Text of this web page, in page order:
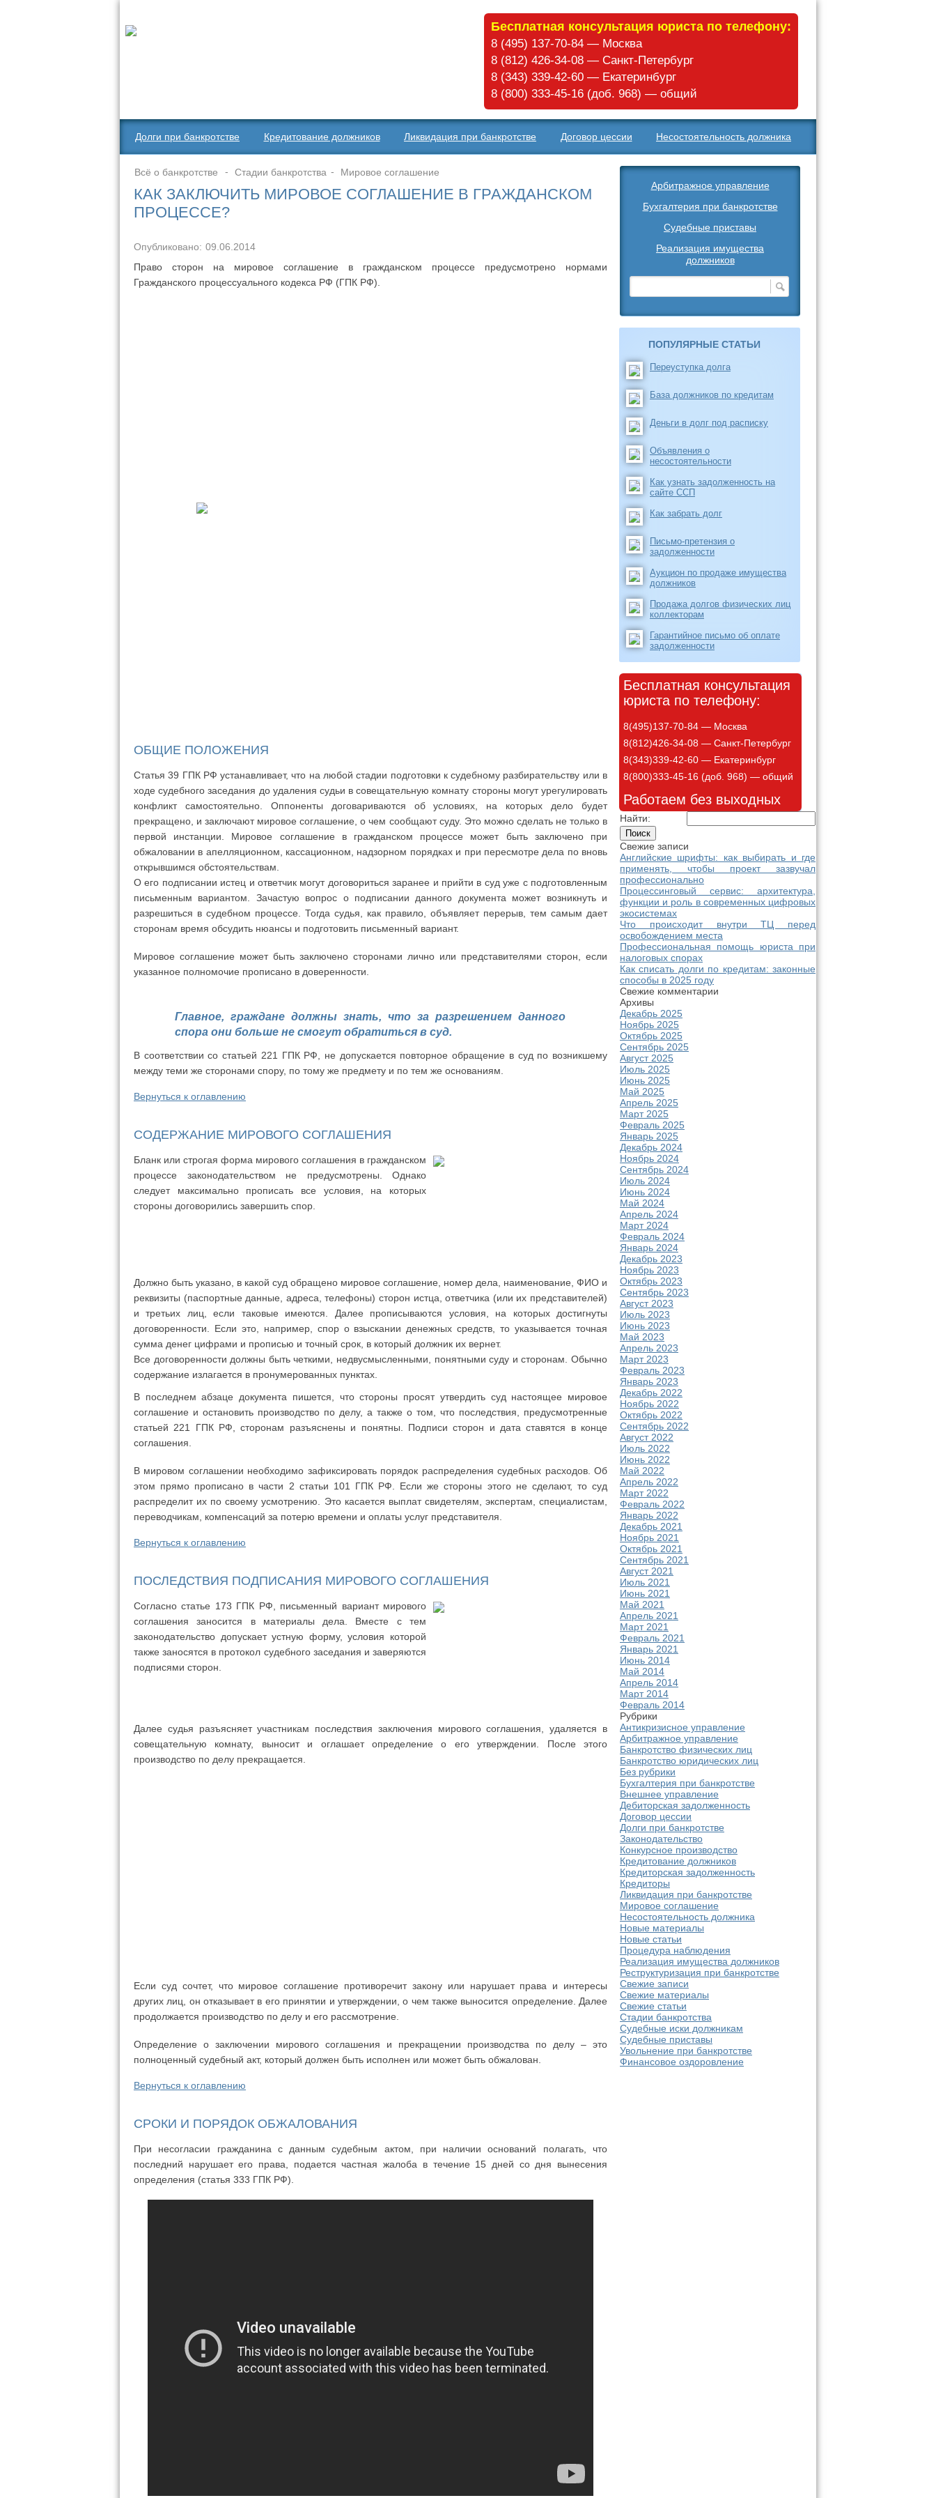
Долги при банкротстве Кредитование должников Ликвидация при банкротстве Договор цессии Несостоятельность должника
Арбитражное управление
Бухгалтерия при банкротстве
Судебные приставы
Реализация имущества
должников
Бесплатная консультация юриста по телефону:
8 (495) 137-70-84 — Москва
8 (812) 426-34-08 — Санкт-Петербург
8 (343) 339-42-60 — Екатеринбург
8 (800) 333-45-16 (доб. 968) — общий
Всё о банкротстве Стадии банкротства Мировое соглашение
КАК ЗАКЛЮЧИТЬ МИРОВОЕ СОГЛАШЕНИЕ В ГРАЖДАНСКОМ
ПРОЦЕССЕ?
Опубликовано: 09.06.2014
Право сторон на мировое соглашение в гражданском процессе предусмотрено нормами
Гражданского процессуального кодекса РФ (ГПК РФ).
ОБЩИЕ ПОЛОЖЕНИЯ
Статья 39 ГПК РФ устанавливает, что на любой стадии подготовки к судебному разбирательству или в
ходе судебного заседания до удаления судьи в совещательную комнату стороны могут урегулировать
конфликт самостоятельно. Оппоненты договариваются об условиях, на которых дело будет
прекращено, и заключают мировое соглашение, о чем сообщают суду. Это можно сделать не только в
первой инстанции. Мировое соглашение в гражданском процессе может быть заключено при
обжаловании в апелляционном, кассационном, надзорном порядках и при пересмотре дела по вновь
открывшимся обстоятельствам.
О его подписании истец и ответчик могут договориться заранее и прийти в суд уже с подготовленным
письменным вариантом. Зачастую вопрос о подписании данного документа может возникнуть и
разрешиться в судебном процессе. Тогда судья, как правило, объявляет перерыв, тем самым дает
сторонам время обсудить нюансы и подготовить письменный вариант.
Мировое соглашение может быть заключено сторонами лично или представителями сторон, если
указанное полномочие прописано в доверенности.
Главное, граждане должны знать, что за разрешением данного
спора они больше не смогут обратиться в суд.
В соответствии со статьей 221 ГПК РФ, не допускается повторное обращение в суд по возникшему
между теми же сторонами спору, по тому же предмету и по тем же основаниям.
Вернуться к оглавлению
СОДЕРЖАНИЕ МИРОВОГО СОГЛАШЕНИЯ
Бланк или строгая форма мирового соглашения в гражданском
процессе законодательством не предусмотрены. Однако
следует максимально прописать все условия, на которых
стороны договорились завершить спор.
Должно быть указано, в какой суд обращено мировое соглашение, номер дела, наименование, ФИО и
реквизиты (паспортные данные, адреса, телефоны) сторон истца, ответчика (или их представителей)
и третьих лиц, если таковые имеются. Далее прописываются условия, на которых достигнуты
договоренности. Если это, например, спор о взыскании денежных средств, то указывается точная
сумма денег цифрами и прописью и точный срок, в который должник их вернет.
Все договоренности должны быть четкими, недвусмысленными, понятными суду и сторонам. Обычно
содержание излагается в пронумерованных пунктах.
В последнем абзаце документа пишется, что стороны просят утвердить суд настоящее мировое
соглашение и остановить производство по делу, а также о том, что последствия, предусмотренные
статьей 221 ГПК РФ, сторонам разъяснены и понятны. Подписи сторон и дата ставятся в конце
соглашения.
В мировом соглашении необходимо зафиксировать порядок распределения судебных расходов. Об
этом прямо прописано в части 2 статьи 101 ГПК РФ. Если же стороны этого не сделают, то суд
распределит их по своему усмотрению. Это касается выплат свидетелям, экспертам, специалистам,
переводчикам, компенсаций за потерю времени и оплаты услуг представителя.
Вернуться к оглавлению
ПОСЛЕДСТВИЯ ПОДПИСАНИЯ МИРОВОГО СОГЛАШЕНИЯ
Согласно статье 173 ГПК РФ, письменный вариант мирового
соглашения заносится в материалы дела. Вместе с тем
законодательство допускает устную форму, условия которой
также заносятся в протокол судебного заседания и заверяются
подписями сторон.
Далее судья разъясняет участникам последствия заключения мирового соглашения, удаляется в
совещательную комнату, выносит и оглашает определение о его утверждении. После этого
производство по делу прекращается.
Если суд сочтет, что мировое соглашение противоречит закону или нарушает права и интересы
других лиц, он отказывает в его принятии и утверждении, о чем также выносится определение. Далее
продолжается производство по делу и его рассмотрение.
Определение о заключении мирового соглашения и прекращении производства по делу – это
полноценный судебный акт, который должен быть исполнен или может быть обжалован.
Вернуться к оглавлению
СРОКИ И ПОРЯДОК ОБЖАЛОВАНИЯ
При несогласии гражданина с данным судебным актом, при наличии оснований полагать, что
последний нарушает его права, подается частная жалоба в течение 15 дней со дня вынесения
определения (статья 333 ГПК РФ).
ПОПУЛЯРНЫЕ СТАТЬИ
Переуступка долга
База должников по кредитам
Деньги в долг под расписку
Объявления о
несостоятельности
Как узнать задолженность на
сайте ССП
Как забрать долг
Письмо-претензия о
задолженности
Аукцион по продаже имущества
должников
Продажа долгов физических лиц
коллекторам
Гарантийное письмо об оплате
задолженности
Бесплатная консультация
юриста по телефону:
8(495)137-70-84 — Москва
8(812)426-34-08 — Санкт-Петербург
8(343)339-42-60 — Екатеринбург
8(800)333-45-16 (доб. 968) — общий
Работаем без выходных
Найти:
Свежие записи
Английские шрифты: как выбирать и где
применять, чтобы проект зазвучал
профессионально
Процессинговый сервис: архитектура,
функции и роль в современных цифровых
экосистемах
Что происходит внутри ТЦ перед
освобождением места
Профессиональная помощь юриста при
налоговых спорах
Как списать долги по кредитам: законные
способы в 2025 году
Свежие комментарии
Архивы
Декабрь 2025
Ноябрь 2025
Октябрь 2025
Сентябрь 2025
Август 2025
Июль 2025
Июнь 2025
Май 2025
Апрель 2025
Март 2025
Февраль 2025
Январь 2025
Декабрь 2024
Ноябрь 2024
Сентябрь 2024
Июль 2024
Июнь 2024
Май 2024
Апрель 2024
Март 2024
Февраль 2024
Январь 2024
Декабрь 2023
Ноябрь 2023
Октябрь 2023
Сентябрь 2023
Август 2023
Июль 2023
Июнь 2023
Май 2023
Апрель 2023
Март 2023
Февраль 2023
Январь 2023
Декабрь 2022
Ноябрь 2022
Октябрь 2022
Сентябрь 2022
Август 2022
Июль 2022
Июнь 2022
Май 2022
Апрель 2022
Март 2022
Февраль 2022
Январь 2022
Декабрь 2021
Ноябрь 2021
Октябрь 2021
Сентябрь 2021
Август 2021
Июль 2021
Июнь 2021
Май 2021
Апрель 2021
Март 2021
Февраль 2021
Январь 2021
Июнь 2014
Май 2014
Апрель 2014
Март 2014
Февраль 2014
Рубрики
Антикризисное управление
Арбитражное управление
Банкротство физических лиц
Банкротство юридических лиц
Без рубрики
Бухгалтерия при банкротстве
Внешнее управление
Дебиторская задолженность
Договор цессии
Долги при банкротстве
Законодательство
Конкурсное производство
Кредитование должников
Кредиторская задолженность
Кредиторы
Ликвидация при банкротстве
Мировое соглашение
Несостоятельность должника
Новые материалы
Новые статьи
Процедура наблюдения
Реализация имущества должников
Реструктуризация при банкротстве
Свежие записи
Свежие материалы
Свежие статьи
Стадии банкротства
Судебные иски должникам
Судебные приставы
Увольнение при банкротстве
Финансовое оздоровление